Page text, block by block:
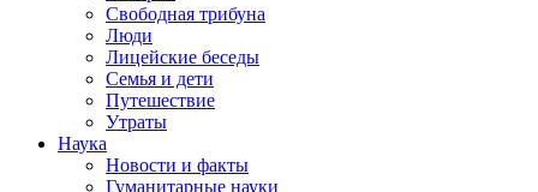
Свободная трибуна
Люди
Лицейские беседы
Семья и дети
Путешествие
Утраты
Наука
Новости и факты
Гуманитарные науки